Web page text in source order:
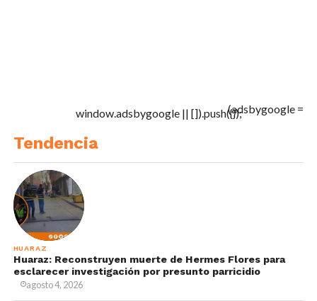
(adsbygoogle =
window.adsbygoogle || []).push({});
Tendencia
HUARAZ
Huaraz: Reconstruyen muerte de Hermes Flores para
esclarecer investigación por presunto parricidio
agosto 4, 2026